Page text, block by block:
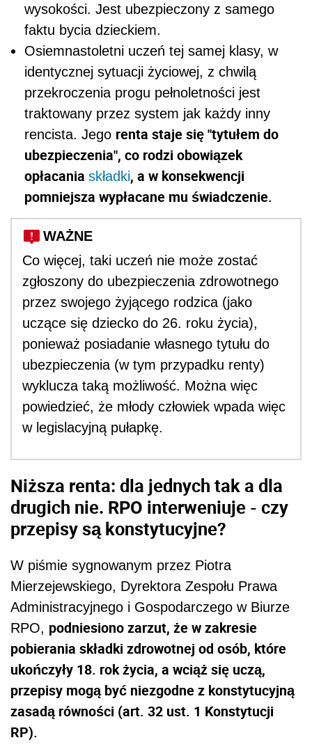
wysokości. Jest ubezpieczony z samego
faktu bycia dzieckiem.
Osiemnastoletni uczeń tej samej klasy, w
identycznej sytuacji życiowej, z chwilą
przekroczenia progu pełnoletności jest
traktowany przez system jak każdy inny
rencista. Jego renta staje się "tytułem do
ubezpieczenia", co rodzi obowiązek
opłacania składki, a w konsekwencji
pomniejsza wypłacane mu świadczenie.
WAŻNE
Co więcej, taki uczeń nie może zostać
zgłoszony do ubezpieczenia zdrowotnego
przez swojego żyjącego rodzica (jako
uczące się dziecko do 26. roku życia),
ponieważ posiadanie własnego tytułu do
ubezpieczenia (w tym przypadku renty)
wyklucza taką możliwość. Można więc
powiedzieć, że młody człowiek wpada więc
w legislacyjną pułapkę.
Niższa renta: dla jednych tak a dla
drugich nie. RPO interweniuje - czy
przepisy są konstytucyjne?
W piśmie sygnowanym przez Piotra
Mierzejewskiego, Dyrektora Zespołu Prawa
Administracyjnego i Gospodarczego w Biurze
RPO, podniesiono zarzut, że w zakresie
pobierania składki zdrowotnej od osób, które
ukończyły 18. rok życia, a wciąż się uczą,
przepisy mogą być niezgodne z konstytucyjną
zasadą równości (art. 32 ust. 1 Konstytucji
RP).